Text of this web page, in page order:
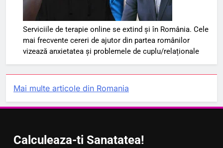
Serviciile de terapie online se extind și în România. Cele
mai frecvente cereri de ajutor din partea românilor
vizează anxietatea și problemele de cuplu/relaționale
Mai multe articole din Romania
Calculeaza-ti Sanatatea!